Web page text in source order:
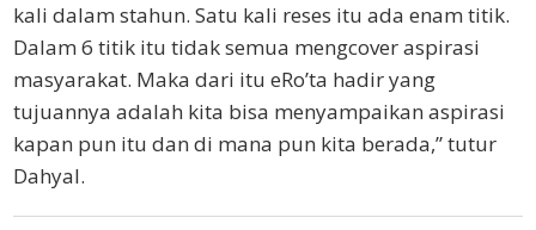
kali dalam stahun. Satu kali reses itu ada enam titik.
Dalam 6 titik itu tidak semua mengcover aspirasi
masyarakat. Maka dari itu eRo’ta hadir yang
tujuannya adalah kita bisa menyampaikan aspirasi
kapan pun itu dan di mana pun kita berada,” tutur
Dahyal.